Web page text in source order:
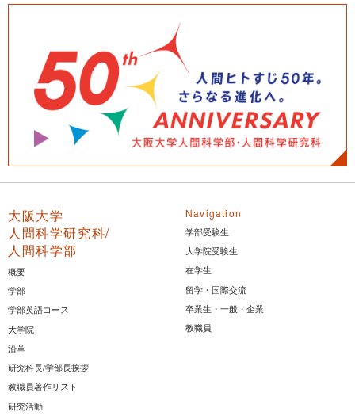
大阪大学
人間科学研究科/
人間科学部
概要
学部
学部英語コース
大学院
沿革
研究科長/学部長挨拶
教職員著作リスト
研究活動
Navigation
学部受験生
大学院受験生
在学生
留学・国際交流
卒業生・一般・企業
教職員